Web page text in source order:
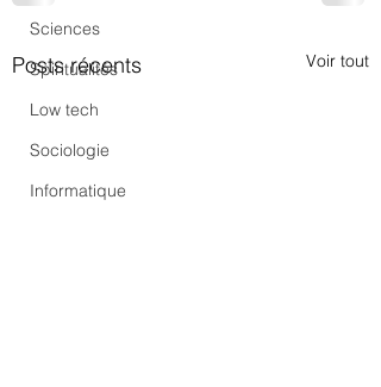
Sciences
Spiritualités
Low tech
Sociologie
Informatique
Posts récents Voir tout